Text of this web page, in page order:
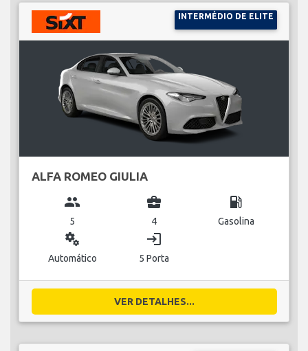
INTERMÉDIO DE ELITE
ALFA ROMEO GIULIA
group
5
business_center
4
local_gas_station
Gasolina
miscellaneous_services
Automático
login
5 Porta
VER DETALHES...